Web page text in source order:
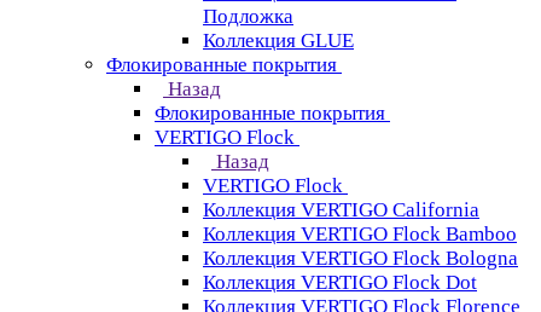
Подложка
Коллекция GLUE
Флокированные покрытия
Назад
Флокированные покрытия
VERTIGO Flock
Назад
VERTIGO Flock
Коллекция VERTIGO California
Коллекция VERTIGO Flock Bamboo
Коллекция VERTIGO Flock Bologna
Коллекция VERTIGO Flock Dot
Коллекция VERTIGO Flock Florence